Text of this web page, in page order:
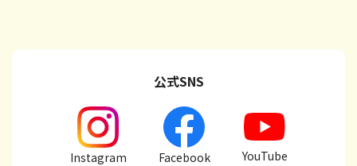
公式SNS
Instagram Facebook YouTube